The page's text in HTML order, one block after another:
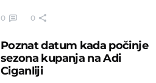
0 0
Poznat datum kada počinje
sezona kupanja na Adi
Ciganliji